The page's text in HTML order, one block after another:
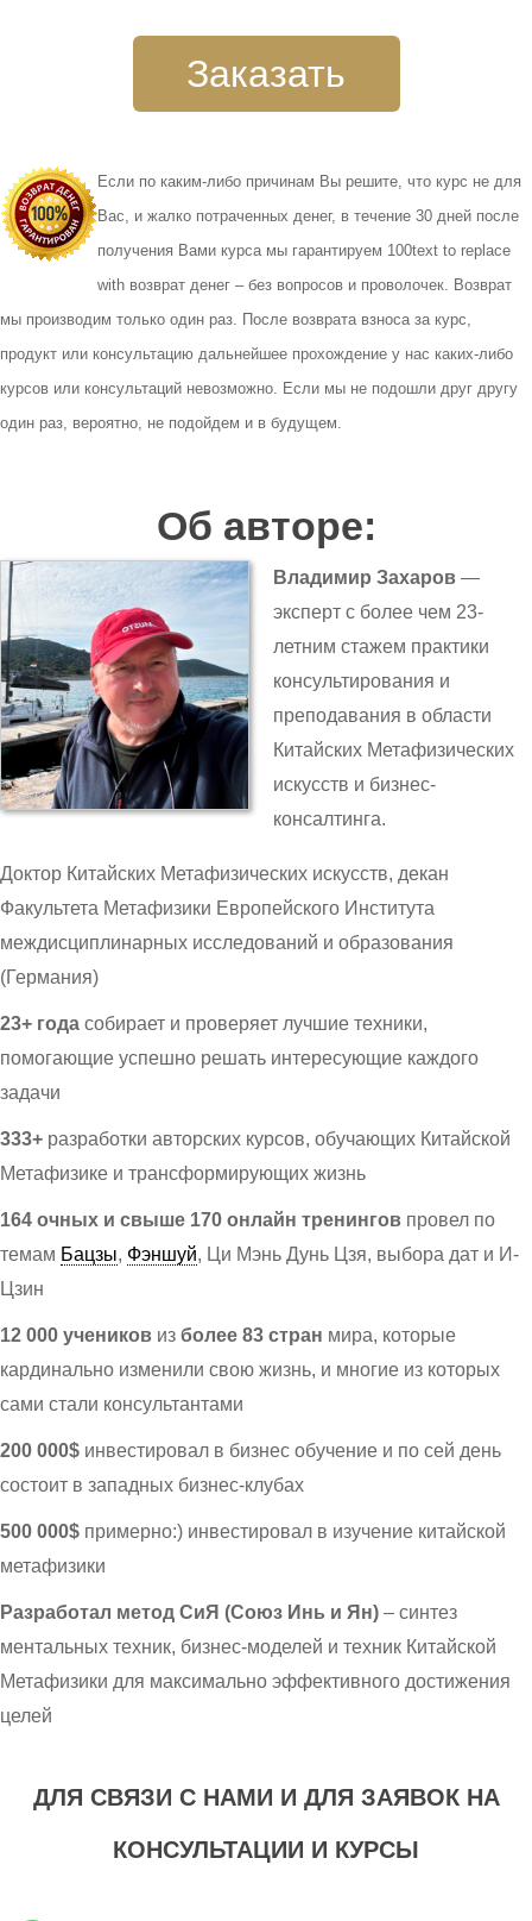
Заказать
Если по каким-либо причинам Вы решите, что курс не для
Вас, и жалко потраченных денег, в течение 30 дней после
получения Вами курса мы гарантируем 100text to replace
with возврат денег – без вопросов и проволочек. Возврат
мы производим только один раз. После возврата взноса за курс,
продукт или консультацию дальнейшее прохождение у нас каких-либо
курсов или консультаций невозможно. Если мы не подошли друг другу
один раз, вероятно, не подойдем и в будущем.
Об авторе:
Владимир Захаров —
эксперт с более чем 23-
летним стажем практики
консультирования и
преподавания в области
Китайских Метафизических
искусств и бизнес-
консалтинга.
Доктор Китайских Метафизических искусств, декан
Факультета Метафизики Европейского Института
междисциплинарных исследований и образования
(Германия)
23+ года собирает и проверяет лучшие техники,
помогающие успешно решать интересующие каждого
задачи
333+ разработки авторских курсов, обучающих Китайской
Метафизике и трансформирующих жизнь
164 очных и свыше 170 онлайн тренингов провел по
темам Бацзы, Фэншуй, Ци Мэнь Дунь Цзя, выбора дат и И-
Цзин
12 000 учеников изболее 83 стран мира, которые
кардинально изменили свою жизнь, и многие из которых
сами стали консультантами
200 000$ инвестировал в бизнес обучение и по сей день
состоит в западных бизнес-клубах
500 000$ примерно:) инвестировал в изучение китайской
метафизики
Разработал метод СиЯ (Союз Инь и Ян)– синтез
ментальных техник, бизнес-моделей и техник Китайской
Метафизики для максимально эффективного достижения
целей
ДЛЯ СВЯЗИ С НАМИ И ДЛЯ ЗАЯВОК НА
КОНСУЛЬТАЦИИ И КУРСЫ